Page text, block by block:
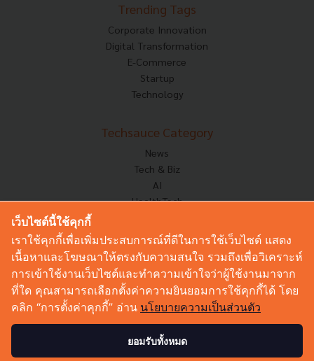
Trending Tags
Corporate Innovation
Digital Transformation
E-Commerce
Startup
Technology
Techsauce Category
News
Tech & Biz
AI
HealthTech
Corp Innov
Saucy Thoughts
Sustainable
Videos
Podcast
เว็บไซต์นี้ใช้คุกกี้
เราใช้คุกกี้เพื่อเพิ่มประสบการณ์ที่ดีในการใช้เว็บไซต์ แสดง
เนื้อหาและโฆษณาให้ตรงกับความสนใจ รวมถึงเพื่อวิเคราะห์
การเข้าใช้งานเว็บไซต์และทำความเข้าใจว่าผู้ใช้งานมาจาก
ที่ใด คุณสามารถเลือกตั้งค่าความยินยอมการใช้คุกกี้ได้ โดย
คลิก “การตั้งค่าคุกกี้” อ่าน นโยบายความเป็นส่วนตัว
ยอมรับทั้งหมด